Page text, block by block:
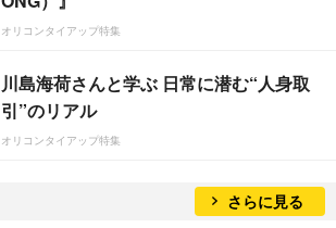
オリコンタイアップ特集
川島海荷さんと学ぶ 日常に潜む“人身取
引”のリアル
オリコンタイアップ特集
さらに見る